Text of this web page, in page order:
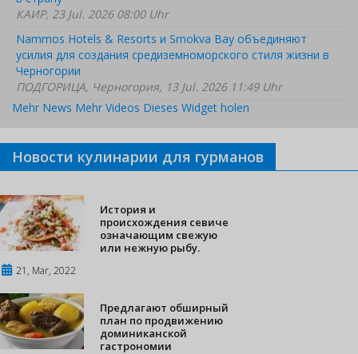
КАИР, 23 Jul. 2026 08:00 Uhr
Nammos Hotels & Resorts и Smokva Bay объединяют
усилия для создания средиземноморского стиля жизни в
Черногории
ПОДГОРИЦА, Черногория, 13 Jul. 2026 11:49 Uhr
Mehr News Mehr Videos Dieses Widget holen
Новости кулинарии для гурманов
История и
происхождения севиче
означающим свежую
или нежную рыбу.
21, Mar, 2022
Предлагают обширный
план по продвижению
доминиканской
гастрономии